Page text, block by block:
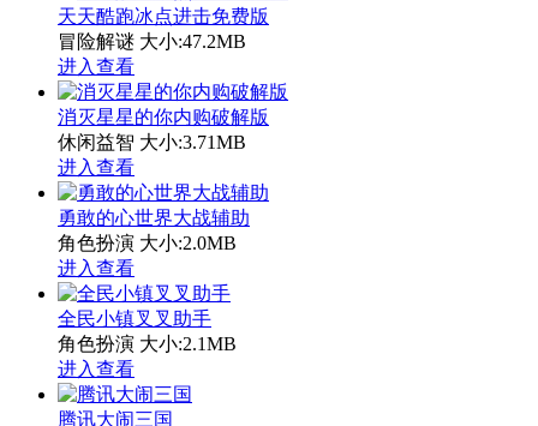
天天酷跑冰点进击免费版
冒险解谜 大小:47.2MB
进入查看
消灭星星的你内购破解版
休闲益智 大小:3.71MB
进入查看
勇敢的心世界大战辅助
角色扮演 大小:2.0MB
进入查看
全民小镇叉叉助手
角色扮演 大小:2.1MB
进入查看
腾讯大闹三国